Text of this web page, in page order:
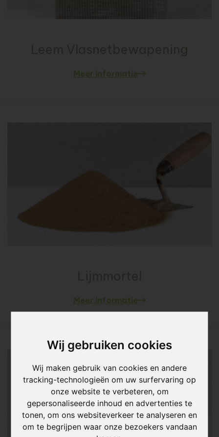
Wij gebruiken cookies
Wij maken gebruik van cookies en andere
tracking-technologieën om uw surfervaring op
onze website te verbeteren, om
gepersonaliseerde inhoud en advertenties te
tonen, om ons websiteverkeer te analyseren en
om te begrijpen waar onze bezoekers vandaan
Meer informatie
Meer informatie